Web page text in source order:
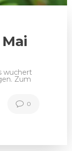
wuchert
Zum
0